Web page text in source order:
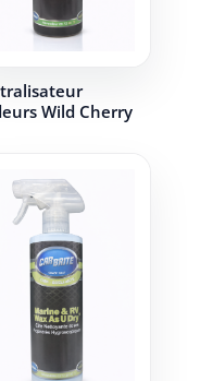
Wild Cherry